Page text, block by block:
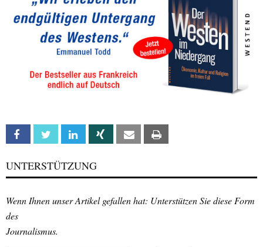
Facebook Twitter Linkedin Xing Email
UNTERSTÜTZUNG
Wenn Ihnen unser Artikel gefallen hat: Unterstützen Sie diese Form
des
Journalismus.